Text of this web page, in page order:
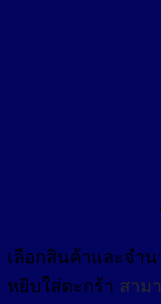
เลือกสินค้าและจำ
หยิบใส่ตะกร้า สาม